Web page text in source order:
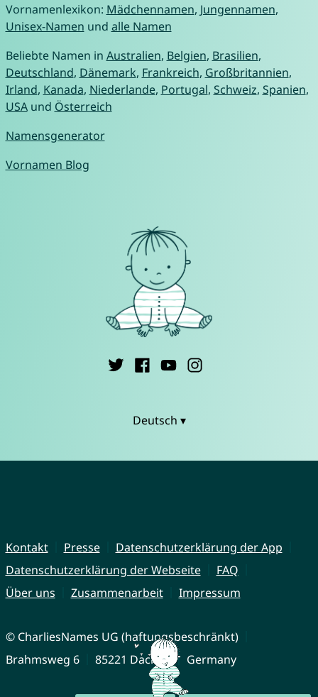
Vornamenlexikon: Mädchennamen, Jungennamen,
Unisex-Namen und alle Namen
Beliebte Namen in Australien, Belgien, Brasilien,
Deutschland, Dänemark, Frankreich, Großbritannien,
Irland, Kanada, Niederlande, Portugal, Schweiz, Spanien,
USAund Österreich
Namensgenerator
Vornamen Blog
Deutsch ▾
Kontakt Presse
Datenschutzerklärung der App
Datenschutzerklärung der Webseite
FAQ
Über uns
Zusammenarbeit Impressum
© CharliesNames UG (haftungsbeschränkt)
Brahmsweg 6
85221 Dachau Germany